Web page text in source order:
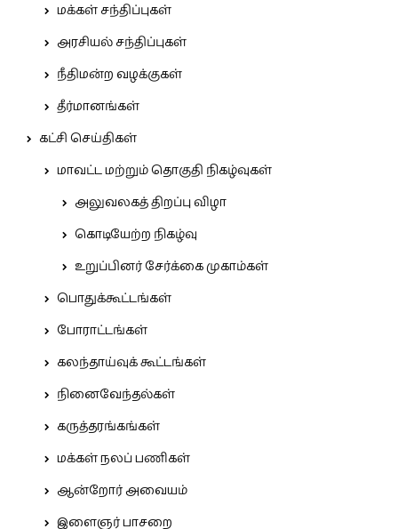
மக்கள் சந்திப்புகள்
அரசியல் சந்திப்புகள்
நீதிமன்ற வழக்குகள்
தீர்மானங்கள்
கட்சி செய்திகள்
மாவட்ட மற்றும் தொகுதி நிகழ்வுகள்
அலுவலகத் திறப்பு விழா
கொடியேற்ற நிகழ்வு
உறுப்பினர் சேர்க்கை முகாம்கள்
பொதுக்கூட்டங்கள்
போராட்டங்கள்
கலந்தாய்வுக் கூட்டங்கள்
நினைவேந்தல்கள்
கருத்தரங்கங்கள்
மக்கள் நலப் பணிகள்
ஆன்றோர் அவையம்
இளைஞர் பாசறை